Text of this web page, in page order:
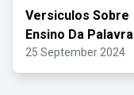
Versiculos Sobre
Ensino Da Palavra
25 September 2024